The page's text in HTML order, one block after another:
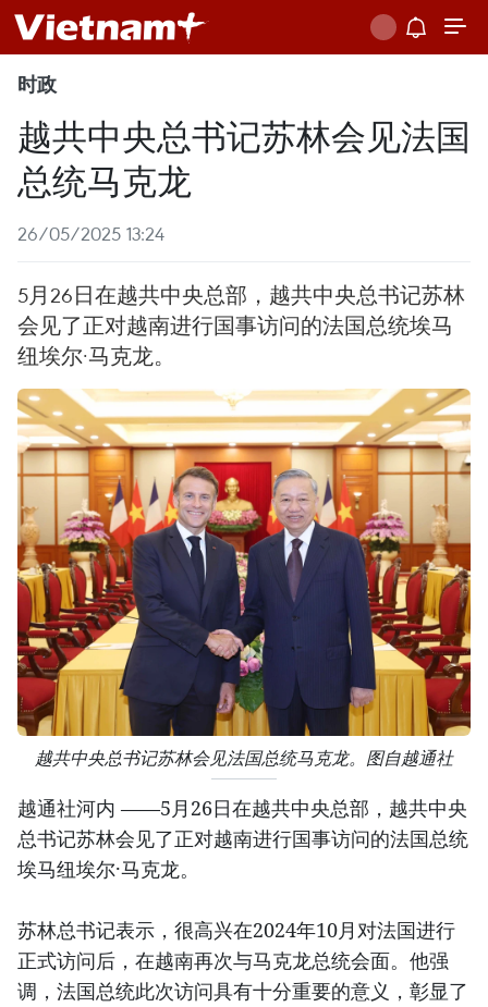
时政
越共中央总书记苏林会见法国
总统马克龙
26/05/2025 13:24
5月26日在越共中央总部，越共中央总书记苏林
会见了正对越南进行国事访问的法国总统埃马
纽埃尔·马克龙。
越共中央总书记苏林会见法国总统马克龙。图自越通社
越通社河内 ——5月26日在越共中央总部，越共中央
总书记苏林会见了正对越南进行国事访问的法国总统
埃马纽埃尔·马克龙。
苏林总书记表示，很高兴在2024年10月对法国进行
正式访问后，在越南再次与马克龙总统会面。他强
调，法国总统此次访问具有十分重要的意义，彰显了